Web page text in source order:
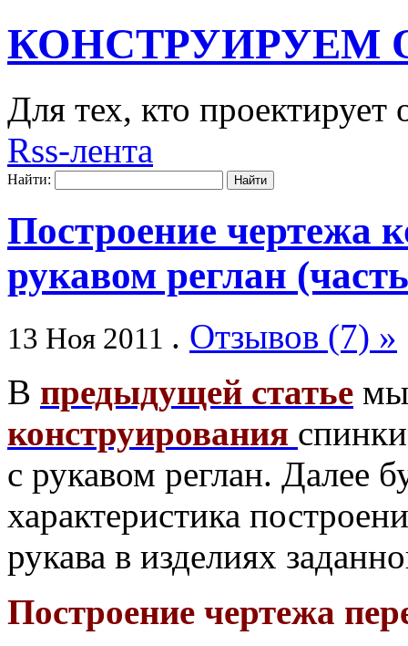
КОНСТРУИРУЕМ
Для тех, кто проектирует
Rss-лента
Найти:
Построение чертежа
рукавом реглан
13 Ноя 2011 . Отзывов (7) »
В предыдущей статье
конструирования
с рукавом реглан. Далее
характеристика
рукава в изделиях
Построение чертежа